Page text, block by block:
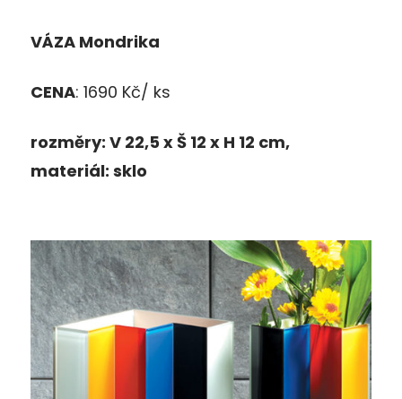
VÁZA Mondrika
CENA: 1690 Kč/ ks
rozměry: V 22,5 xŠ 12 x H 12 cm,
materiál: sklo